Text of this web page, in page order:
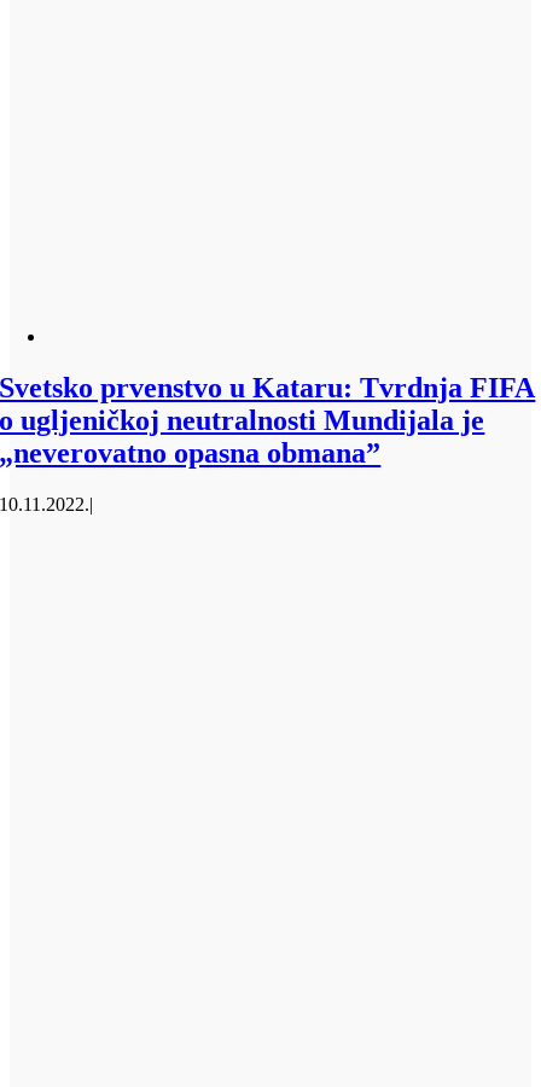
Svetsko prvenstvo u Kataru: Tvrdnja FIFA
o ugljeničkoj neutralnosti Mundijala je
„neverovatno opasna obmana”
10.11.2022.|